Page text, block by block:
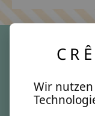
Über uns
Unsere Creppies
Wir